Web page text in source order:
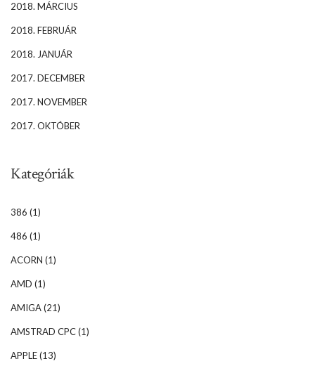
2018. MÁRCIUS
2018. FEBRUÁR
2018. JANUÁR
2017. DECEMBER
2017. NOVEMBER
2017. OKTÓBER
Kategóriák
386 (1)
486 (1)
ACORN (1)
AMD (1)
AMIGA(21)
AMSTRAD CPC(1)
APPLE(13)